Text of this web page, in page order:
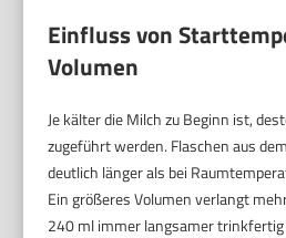
Einfluss von
Volumen
Je kälter die Milch zu Beginn ist,
zugeführt werden. Flaschen aus
deutlich länger als bei
Ein größeres Volumen verlangt
240 ml immer langsamer